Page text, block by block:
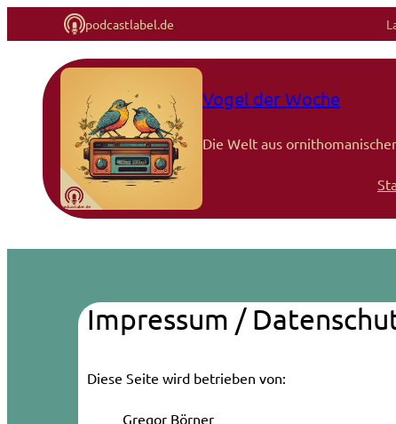
podcastlabel.de
Inhalt
springen
Vogel der Woche
Die Welt aus
Impressum /
Diese Seite wird betrieben von:
Gregor Börner